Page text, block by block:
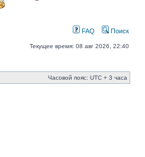
FAQ Поиск
Текущее время: 08 авг 2026, 22:40
Часовой пояс: UTC + 3 часа